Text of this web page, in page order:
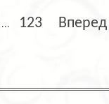
... 123 Вперед